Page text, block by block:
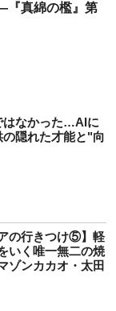
真綿の檻』第
はなかった…AIに
隠れた才能と"向
の行きつけ⑤】軽
いく唯一無二の焼
ゾンカカオ・太田